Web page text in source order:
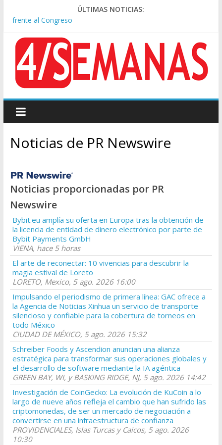
ÚLTIMAS NOTICIAS:
Rechazo a la Ley de Tierras: se espera un fuerte operativo
frente al Congreso
redes
Manuel Belgrano: Reparación Historia en el solar natal
Confirmado: el papa León XIV visitará la Argentina entre el 8 y
el 11 de noviembre
Crisis diplomática: Brasil retiró a su embajador de la Argentina
Noticias de PR Newswire
Noticias proporcionadas por PR
Newswire
Bybit.eu amplía su oferta en Europa tras la obtención de
la licencia de entidad de dinero electrónico por parte de
Bybit Payments GmbH
VIENA, hace 5 horas
El arte de reconectar: 10 vivencias para descubrir la
magia estival de Loreto
LORETO, Mexico, 5 ago. 2026 16:00
Impulsando el periodismo de primera línea: GAC ofrece a
la Agencia de Noticias Xinhua un servicio de transporte
silencioso y confiable para la cobertura de torneos en
todo México
CIUDAD DE MÉXICO, 5 ago. 2026 15:32
Schreiber Foods y Ascendion anuncian una alianza
estratégica para transformar sus operaciones globales y
el desarrollo de software mediante la IA agéntica
GREEN BAY, WI, y BASKING RIDGE, NJ, 5 ago. 2026 14:42
Investigación de CoinGecko: La evolución de KuCoin a lo
largo de nueve años refleja el cambio que han sufrido las
criptomonedas, de ser un mercado de negociación a
convertirse en una infraestructura de confianza
PROVIDENCIALES, Islas Turcas y Caicos, 5 ago. 2026
10:30